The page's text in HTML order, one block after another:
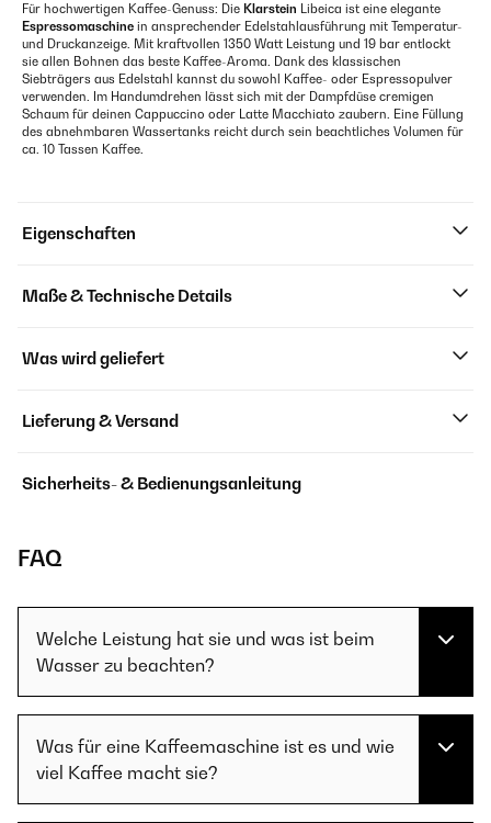
Für hochwertigen Kaffee-Genuss: Die Klarstein Libeica ist eine elegante
Espressomaschine in ansprechender Edelstahlausführung mit Temperatur-
und Druckanzeige. Mit kraftvollen 1350 Watt Leistung und 19 bar entlockt
sie allen Bohnen das beste Kaffee-Aroma. Dank des klassischen
Siebträgers aus Edelstahl kannst du sowohl Kaffee- oder Espressopulver
verwenden. Im Handumdrehen lässt sich mit der Dampfdüse cremigen
Schaum für deinen Cappuccino oder Latte Macchiato zaubern. Eine Füllung
des abnehmbaren Wassertanks reicht durch sein beachtliches Volumen für
ca. 10 Tassen Kaffee.
Eigenschaften
Maße & Technische Details
Was wird geliefert
Lieferung & Versand
Sicherheits- & Bedienungsanleitung
FAQ
Welche Leistung hat sie und was ist beim
Wasser zu beachten?
Was für eine Kaffeemaschine ist es und wie
viel Kaffee macht sie?